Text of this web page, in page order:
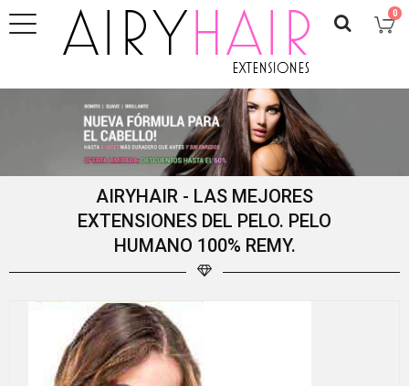
0
AIRYHAIR - LAS MEJORES
EXTENSIONES DEL PELO. PELO
HUMANO 100% REMY.